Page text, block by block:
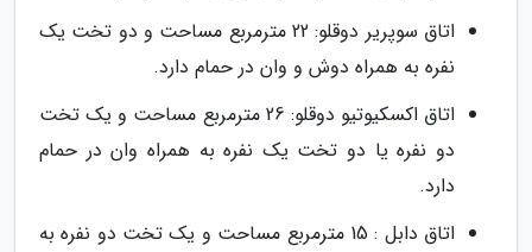
اتاق سوپریر دوقلو: 22 مترمربع مساحت و دو تخت یک
نفره به همراه دوش و وان در حمام دارد.
اتاق اکسکیوتیو دوقلو: 26 مترمربع مساحت و یک تخت
دو نفره یا دو تخت یک نفره به همراه وان در حمام
دارد.
اتاق دابل : 15 مترمربع مساحت و یک تخت دو نفره به